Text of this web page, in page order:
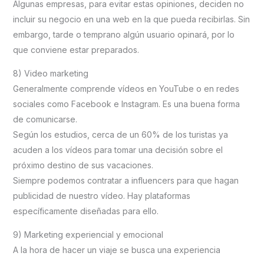
Algunas empresas, para evitar estas opiniones, deciden no
incluir su negocio en una web en la que pueda recibirlas. Sin
embargo, tarde o temprano algún usuario opinará, por lo
que conviene estar preparados.
8) Video marketing
Generalmente comprende vídeos en YouTube o en redes
sociales como Facebook e Instagram. Es una buena forma
de comunicarse.
Según los estudios, cerca de un 60% de los turistas ya
acuden a los vídeos para tomar una decisión sobre el
próximo destino de sus vacaciones.
Siempre podemos contratar a influencers para que hagan
publicidad de nuestro vídeo. Hay plataformas
específicamente diseñadas para ello.
9) Marketing experiencial y emocional
A la hora de hacer un viaje se busca una experiencia